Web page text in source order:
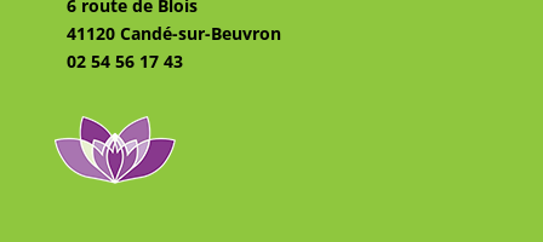
6 route de Blois
41120 Candé-sur-Beuvron
02 54 56 17 43